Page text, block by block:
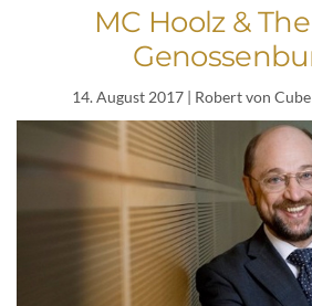
MC Hoolz &
14. August 2017| Robert von Cube